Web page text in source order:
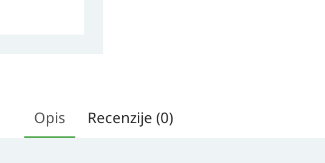
Opis Recenzije (0)